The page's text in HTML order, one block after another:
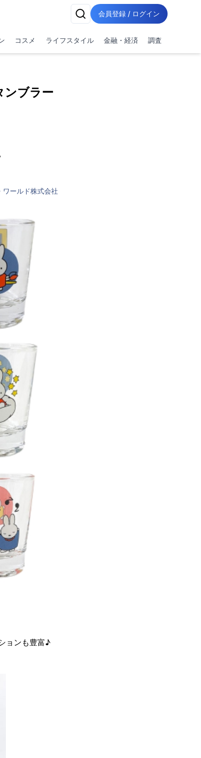
会員登録 / ログイン
コスメ ライフスタイル 金融・経済 調査
ンブラー
ワールド株式会社
ョンも豊富♪